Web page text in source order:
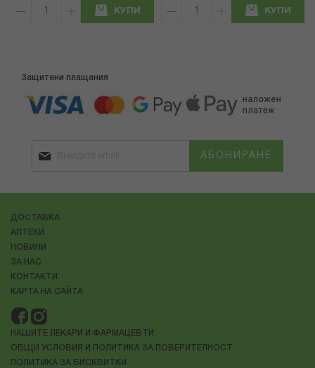
КУПИ КУПИ
Защитени плащания
АБОНИРАНЕ
ДОСТАВКА
АПТЕКИ
НОВИНИ
ЗА НАС
КОНТАКТИ
КАРТА НА САЙТА
НАШИТЕ ЛЕКАРИ И ФАРМАЦЕВТИ
ОБЩИ УСЛОВИЯ И ПОЛИТИКА ЗА ПОВЕРИТЕЛНОСТ
ПОЛИТИКА ЗА БИСКВИТКИ